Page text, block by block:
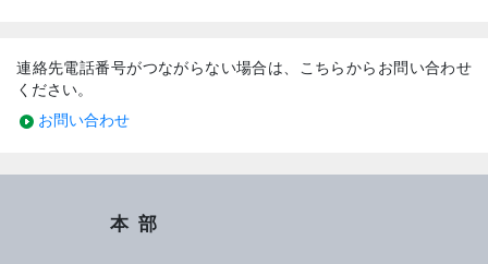
連絡先電話番号がつながらない場合は、こちらからお問い合わせ
ください。
お問い合わせ
本部